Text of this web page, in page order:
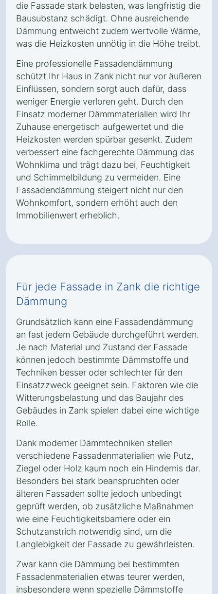
die Fassade stark belasten, was langfristig die
Bausubstanz schädigt. Ohne ausreichende
Dämmung entweicht zudem wertvolle Wärme,
was die Heizkosten unnötig in die Höhe treibt.
Eine professionelle Fassadendämmung
schützt Ihr Haus in Zank nicht nur vor äußeren
Einflüssen, sondern sorgt auch dafür, dass
weniger Energie verloren geht. Durch den
Einsatz moderner Dämmmaterialien wird Ihr
Zuhause energetisch aufgewertet und die
Heizkosten werden spürbar gesenkt. Zudem
verbessert eine fachgerechte Dämmung das
Wohnklima und trägt dazu bei, Feuchtigkeit
und Schimmelbildung zu vermeiden. Eine
Fassadendämmung steigert nicht nur den
Wohnkomfort, sondern erhöht auch den
Immobilienwert erheblich.
Für jede Fassade in Zank die richtige
Dämmung
Grundsätzlich kann eine Fassadendämmung
an fast jedem Gebäude durchgeführt werden.
Je nach Material und Zustand der Fassade
können jedoch bestimmte Dämmstoffe und
Techniken besser oder schlechter für den
Einsatzzweck geeignet sein. Faktoren wie die
Witterungsbelastung und das Baujahr des
Gebäudes in Zank spielen dabei eine wichtige
Rolle.
Dank moderner Dämmtechniken stellen
verschiedene Fassadenmaterialien wie Putz,
Ziegel oder Holz kaum noch ein Hindernis dar.
Besonders bei stark beanspruchten oder
älteren Fassaden sollte jedoch unbedingt
geprüft werden, ob zusätzliche Maßnahmen
wie eine Feuchtigkeitsbarriere oder ein
Schutzanstrich notwendig sind, um die
Langlebigkeit der Fassade zu gewährleisten.
Zwar kann die Dämmung bei bestimmten
Fassadenmaterialien etwas teurer werden,
insbesondere wenn spezielle Dämmstoffe